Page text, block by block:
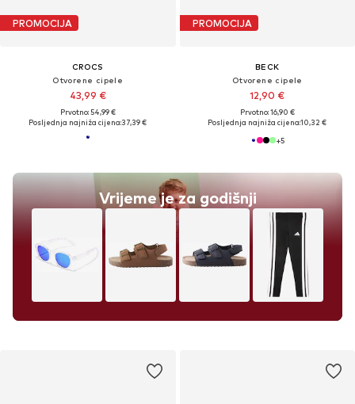
PROMOCIJA
CROCS
Otvorene cipele
43,99 €
Prvotno: 54,99 €
Posljednja najniža cijena:37,39 €
PROMOCIJA
BECK
Otvorene cipele
12,90 €
Prvotno: 16,90 €
Posljednja najniža cijena:10,32 €
+5
Vrijeme je za godišnji